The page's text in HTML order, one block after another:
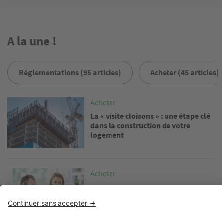
A la une !
Réglementations (95 articles) Acheter (45 articles)
Acheter
La « visite cloisons » : une étape clé
dans la construction de votre
logement
Image
Acheter
Les meilleures astuces pour acheter
ruiner